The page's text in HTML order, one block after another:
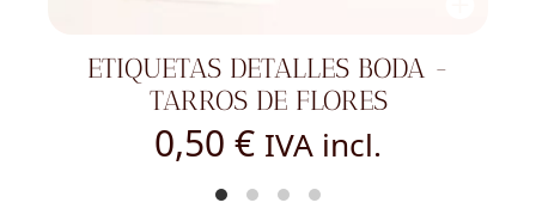
INVITACIÓN BODA - FLORES
SILVESTRES
1,50€ IVA incl.